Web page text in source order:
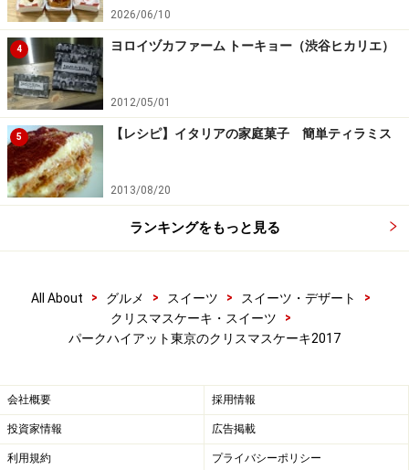
＜あわせて読みたい2017年のクリスマスケーキ関連記事
＞
ハイアットリージェンシー東京のクリスマスケーキ2017
インターコンチネンタル東京ベイのクリスマスケーキ
2017
ウェスティンホテル東京のクリスマスケーキ2017
帝国ホテル東京のクリスマスケーキ2017
マンダリンオリエンタル東京のクリスマスケーキ2017
ホテル雅叙園東京のクリスマスケーキ2017
グランドハイアット東京のクリスマスケーキ2017
アンダーズ東京のクリスマスケーキ2017
い。
※メニューや料金などのデータは、取材時または記事公開時点で
の内容です。
2026/06/10
4 ヨロイヅカファーム トーキョー（渋谷ヒカリエ）
2012/05/01
5 【レシピ】イタリアの家庭菓子 簡単ティラミス
2013/08/20
ランキングをもっと見る
All About > グルメ > スイーツ > スイーツ・デザート
>
クリスマスケーキ・スイーツ
>
パークハイアット東京のクリスマスケーキ2017
会社概要 採用情報
投資家情報 広告掲載
利用規約 プライバシーポリシー